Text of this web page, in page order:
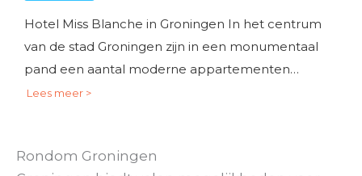
Hotel Miss Blanche in Groningen In het centrum
van de stad Groningen zijn in een monumentaal
pand een aantal moderne appartementen…
Lees meer >
Rondom Groningen